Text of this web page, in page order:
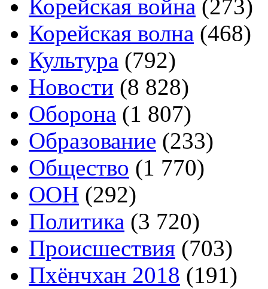
Корейская война (273)
Корейская волна (468)
Культура (792)
Новости (8 828)
Оборона (1 807)
Образование (233)
Общество (1 770)
ООН (292)
Политика (3 720)
Происшествия (703)
Пхёнчхан 2018 (191)